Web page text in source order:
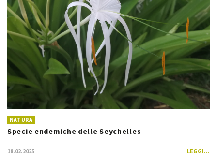
NATURA
Specie endemiche delle Seychelles
18.02.2025 LEGGI...